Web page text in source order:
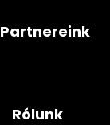
Partnereink
Rólunk